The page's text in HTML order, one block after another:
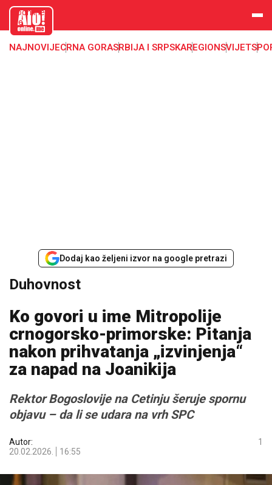
aloonline.
me
NAJNOVIJECRNA GORASRBIJA I SRPSKAREGIONSVIJET
Dodaj kao željeni izvor na google pretrazi
Duhovnost
Ko govori u ime Mitropolije
crnogorsko-primorske: Pitanja
nakon prihvatanja „izvinjenja“
za napad na Joanikija
Rektor Bogoslovije na Cetinju šeruje spornu
objavu – da li se udara na vrh SPC
Autor:
20.02.2026.
16:55
1